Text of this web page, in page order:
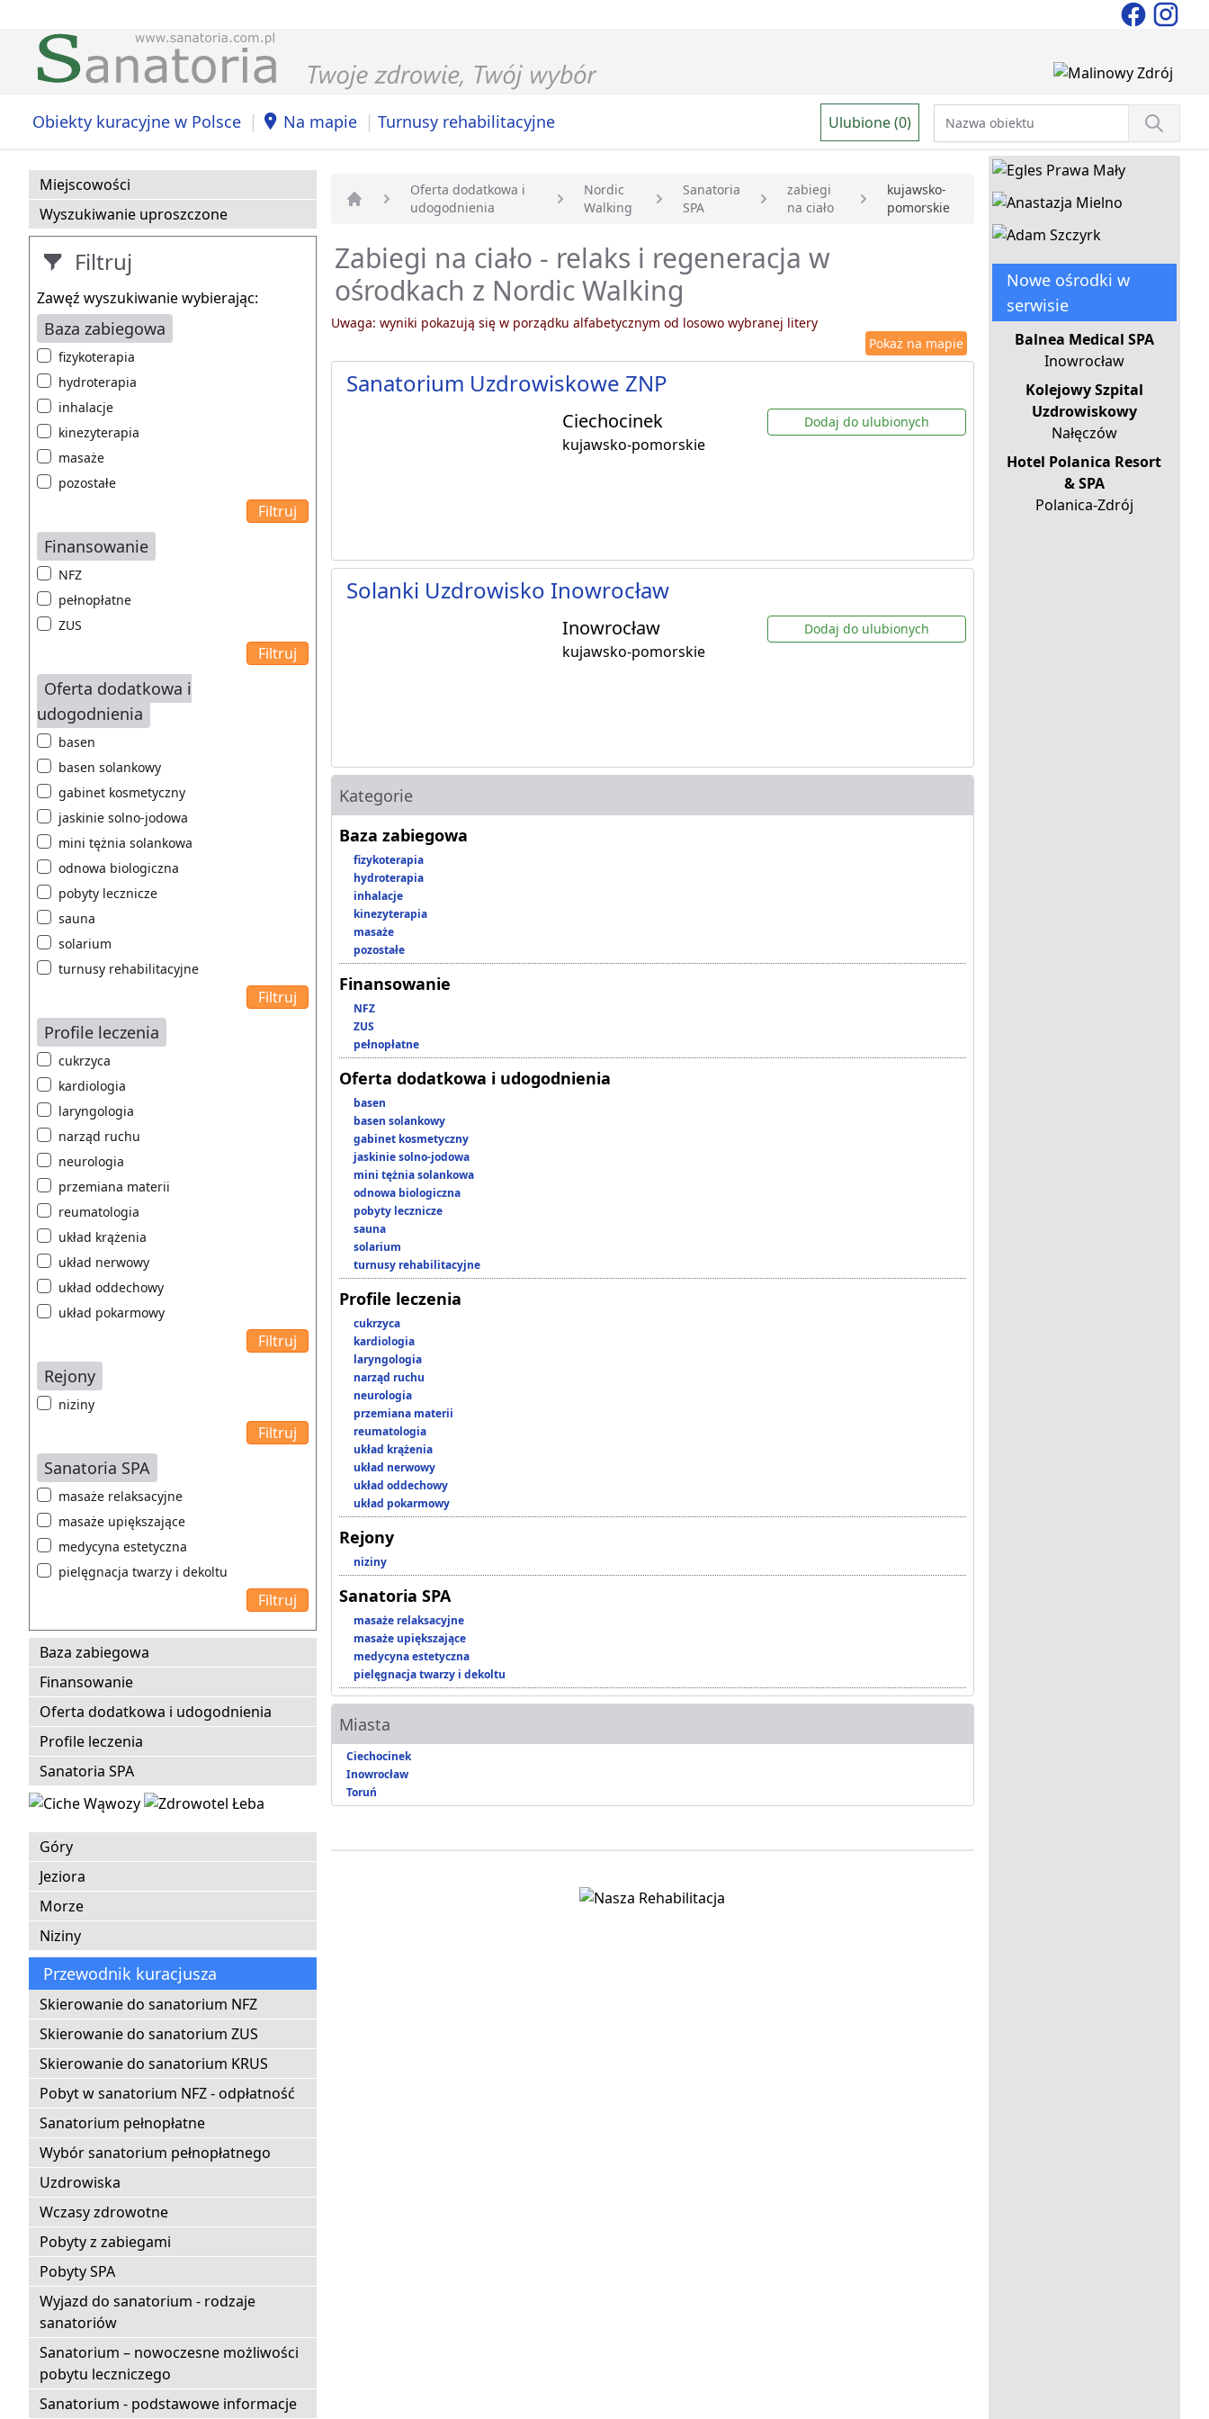
Obiekty kuracyjne w Polsce | Na mapie | Turnusy rehabilitacyjne Ulubione (0)
Miejscowości
Wyszukiwanie uproszczone
Filtruj
Zawęź wyszukiwanie wybierając:
Baza zabiegowa
fizykoterapia
hydroterapia
inhalacje
kinezyterapia
masaże
pozostałe
Finansowanie
NFZ
pełnopłatne
ZUS
Oferta dodatkowa i
udogodnienia
basen
basen solankowy
gabinet kosmetyczny
jaskinie solno-jodowa
mini tężnia solankowa
odnowa biologiczna
pobyty lecznicze
sauna
solarium
turnusy rehabilitacyjne
Profile leczenia
cukrzyca
kardiologia
laryngologia
narząd ruchu
neurologia
przemiana materii
reumatologia
układ krążenia
układ nerwowy
układ oddechowy
układ pokarmowy
Rejony
niziny
Sanatoria SPA
masaże relaksacyjne
masaże upiększające
medycyna estetyczna
pielęgnacja twarzy i dekoltu
Baza zabiegowa
Finansowanie
Oferta dodatkowa i udogodnienia
Profile leczenia
Sanatoria SPA
Góry
Jeziora
Morze
Niziny
Przewodnik kuracjusza
Skierowanie do sanatorium NFZ
Skierowanie do sanatorium ZUS
Skierowanie do sanatorium KRUS
Pobyt w sanatorium NFZ - odpłatność
Sanatorium pełnopłatne
Wybór sanatorium pełnopłatnego
Uzdrowiska
Wczasy zdrowotne
Pobyty z zabiegami
Pobyty SPA
Wyjazd do sanatorium - rodzaje
sanatoriów
Sanatorium – nowoczesne możliwości
pobytu leczniczego
Sanatorium - podstawowe informacje
Strona główna
Oferta dodatkowa i
udogodnienia
Nordic
Walking
Sanatoria
SPA
zabiegi
na ciało
kujawsko-
pomorskie
Zabiegi na ciało - relaks i regeneracja w
ośrodkach z Nordic Walking
Uwaga: wyniki pokazują się w porządku alfabetycznym od losowo wybranej litery
Pokaż na mapie
Sanatorium Uzdrowiskowe ZNP
Ciechocinek
kujawsko-pomorskie
Dodaj do ulubionych
Solanki Uzdrowisko Inowrocław
Inowrocław
kujawsko-pomorskie
Dodaj do ulubionych
Kategorie
Baza zabiegowa
fizykoterapia
hydroterapia
inhalacje
kinezyterapia
masaże
pozostałe
Finansowanie
NFZ
ZUS
pełnopłatne
Oferta dodatkowa i udogodnienia
basen
basen solankowy
gabinet kosmetyczny
jaskinie solno-jodowa
mini tężnia solankowa
odnowa biologiczna
pobyty lecznicze
sauna
solarium
turnusy rehabilitacyjne
Profile leczenia
cukrzyca
kardiologia
laryngologia
narząd ruchu
neurologia
przemiana materii
reumatologia
układ krążenia
układ nerwowy
układ oddechowy
układ pokarmowy
Rejony
niziny
Sanatoria SPA
masaże relaksacyjne
masaże upiększające
medycyna estetyczna
pielęgnacja twarzy i dekoltu
Miasta
Ciechocinek
Inowrocław
Toruń
Nowe ośrodki w
serwisie
Balnea Medical SPA
Inowrocław
Kolejowy Szpital
Uzdrowiskowy
Nałęczów
Hotel Polanica Resort
& SPA
Polanica-Zdrój